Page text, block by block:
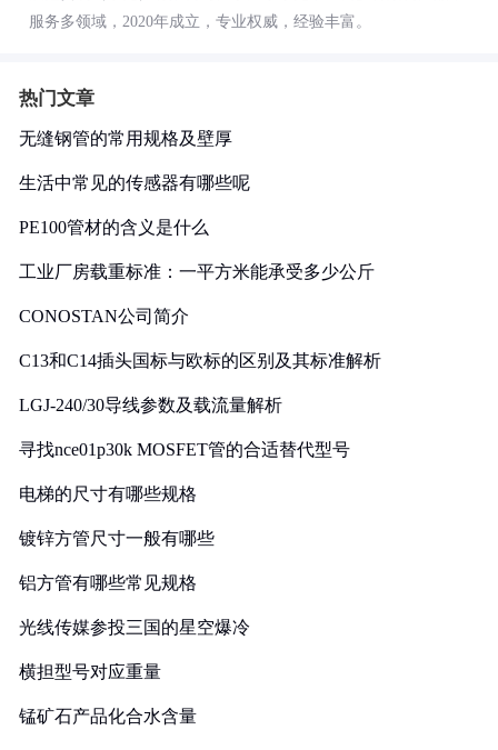
服务多领域，2020年成立，专业权威，经验丰富。
热门文章
无缝钢管的常用规格及壁厚
生活中常见的传感器有哪些呢
PE100管材的含义是什么
工业厂房载重标准：一平方米能承受多少公斤
CONOSTAN公司简介
C13和C14插头国标与欧标的区别及其标准解析
LGJ-240/30导线参数及载流量解析
寻找nce01p30k MOSFET管的合适替代型号
电梯的尺寸有哪些规格
镀锌方管尺寸一般有哪些
铝方管有哪些常见规格
光线传媒参投三国的星空爆冷
横担型号对应重量
锰矿石产品化合水含量